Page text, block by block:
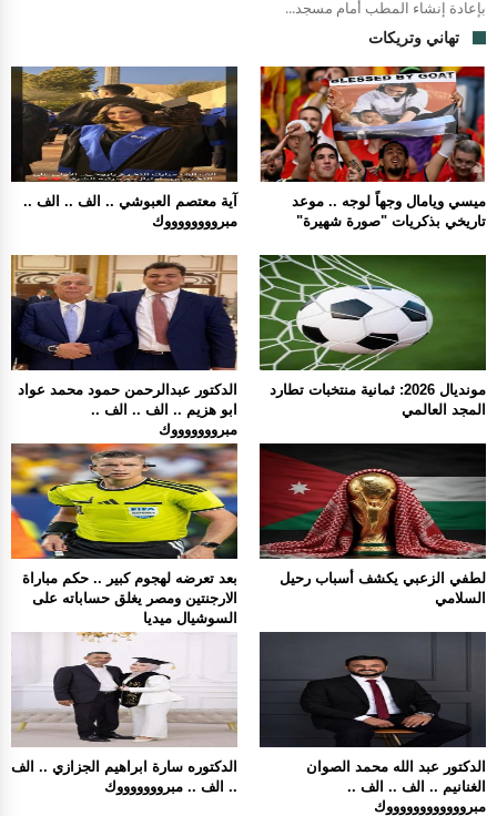
بإعادة إنشاء المطب أمام مسجد...
تهاني وتريكات
آية معتصم العبوشي .. الف .. الف ..
مبرووووووووك
ميسي ويامال وجهاً لوجه .. موعد
تاريخي بذكريات "صورة شهيرة"
الدكتور عبدالرحمن حمود محمد عواد
ابو هزيم .. الف .. الف ..
مبروووووووك
مونديال 2026: ثمانية منتخبات تطارد
المجد العالمي
بعد تعرضه لهجوم كبير .. حكم مباراة
الارجنتين ومصر يغلق حساباته على
السوشيال ميديا
لطفي الزعبي يكشف أسباب رحيل
السلامي
الدكتوره سارة ابراهيم الجزازي .. الف
.. الف .. مبروووووووك
الدكتور عبد الله محمد الصوان
الغنانيم .. الف .. الف ..
مبرووووووووووووك